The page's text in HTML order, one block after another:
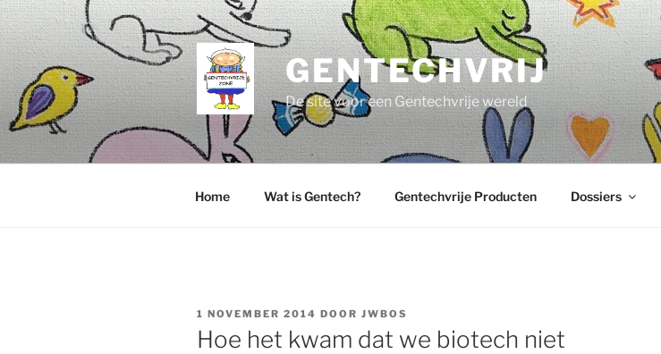
Ga
naar
de
inhoud
GENTECHVRIJ
De site voor een Gentechvrije wereld
Home Wat is Gentech? Gentechvrije Producten Dossiers
GEPLAATST
OP
1 NOVEMBER 2014 DOOR JWBOS
Hoe het kwam dat we biotech niet